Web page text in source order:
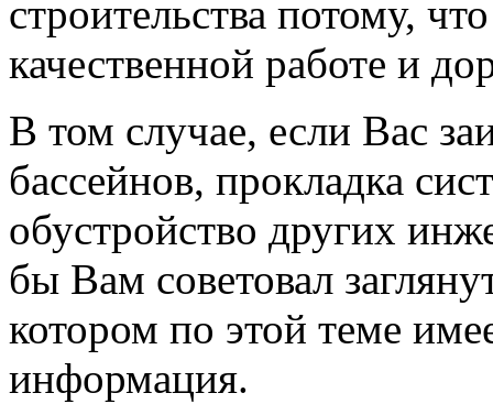
строительства потому,
качественной работе и
В том случае, если Вас
бассейнов, прокладка
обустройство других
бы Вам советовал
котором по этой теме
информация.